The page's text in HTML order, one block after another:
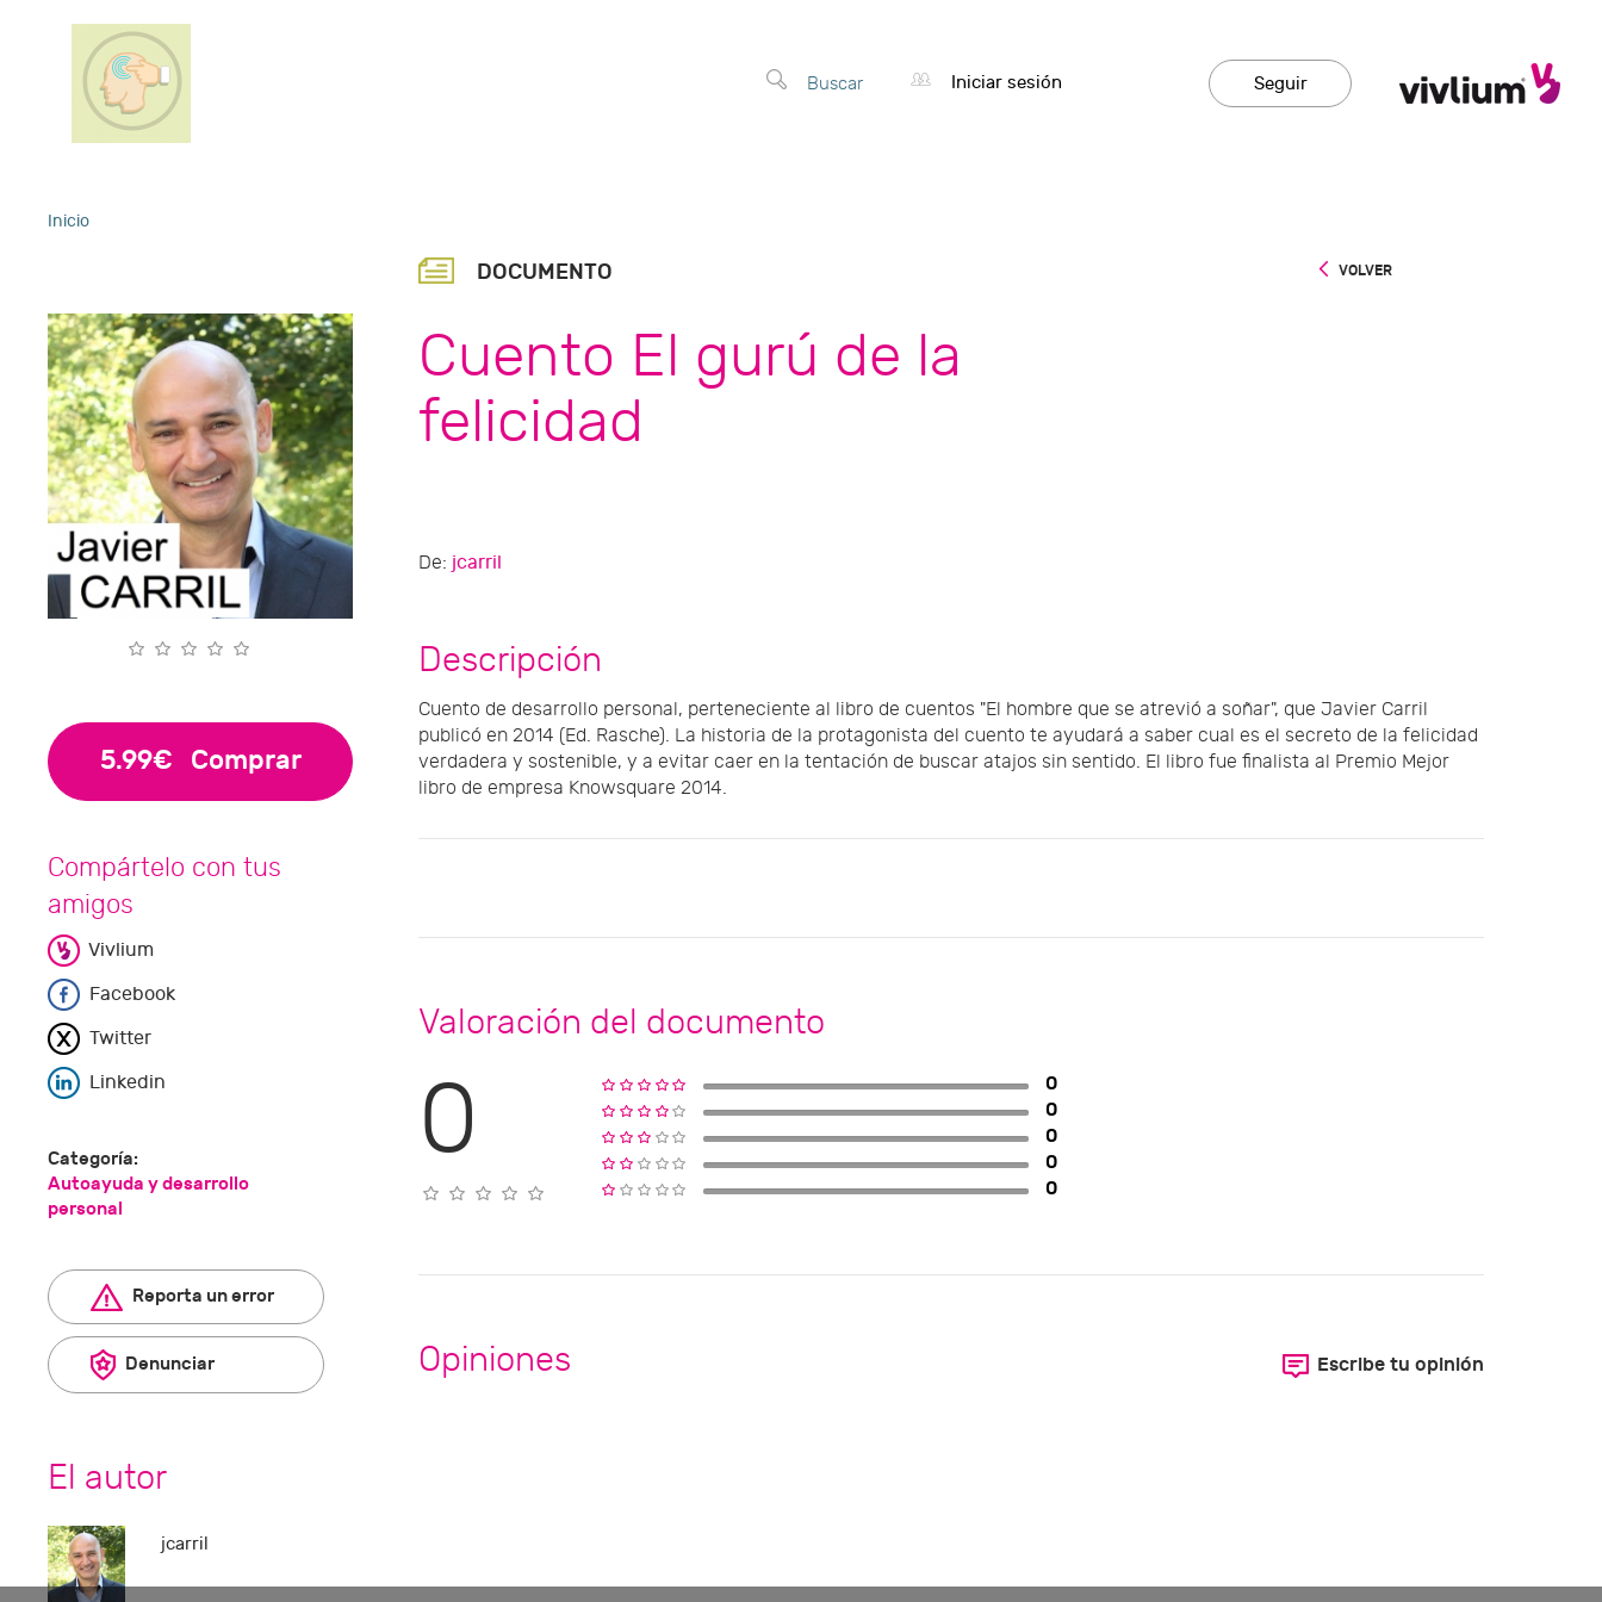
Buscar Iniciar sesión Seguir
Inicio
DOCUMENTO VOLVER
Cuento El gurú de la
felicidad
De: jcarril
Descripción
Cuento de desarrollo personal, perteneciente al libro de cuentos "El hombre que se atrevió a soñar", que Javier Carril
publicó en 2014 (Ed. Rasche). La historia de la protagonista del cuento te ayudará a saber cual es el secreto de la felicidad
verdadera y sostenible, y a evitar caer en la tentación de buscar atajos sin sentido. El libro fue finalista al Premio Mejor
libro de empresa Knowsquare 2014.
Valoración del documento
0
0
0
0
0
0
Opiniones Escribe tu opinión
5.99€ Comprar
Compártelo con tus
amigos
Vivlium
Facebook
Twitter
Linkedin
Categoría:
Autoayuda y desarrollo
personal
Reporta un error
Denunciar
El autor
jcarril